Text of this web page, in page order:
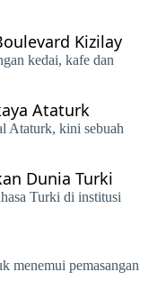
Kizilay
kedai, kafe dan
Ataturk
Ataturk, kini sebuah
Dunia Turki
Turki di institusi
menemui pemasangan